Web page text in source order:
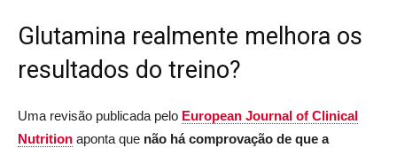
Glutamina realmente melhora os
resultados do treino?
Uma revisão publicada pelo European Journal of Clinical
Nutrition aponta que não há comprovação de que a